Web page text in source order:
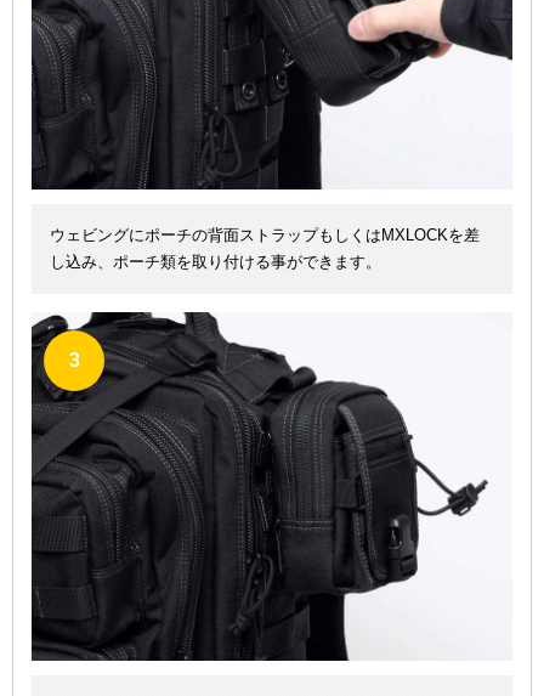
ウェビングにポーチの背面ストラップもしくはMXLOCKを差
し込み、ポーチ類を取り付ける事ができます。
3